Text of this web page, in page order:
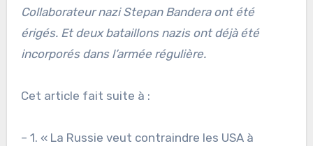
Collaborateur nazi Stepan Bandera ont été
érigés. Et deux bataillons nazis ont déjà été
incorporés dans l’armée régulière.
Cet article fait suite à :
– 1. « La Russie veut contraindre les USA à